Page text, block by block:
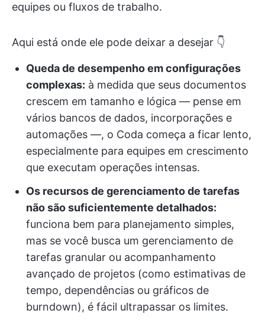
equipes ou fluxos de trabalho.
Aqui está onde ele pode deixar a desejar 👇
Queda de desempenho em configurações
complexas: à medida que seus documentos
crescem em tamanho e lógica — pense em
vários bancos de dados, incorporações e
automações —, o Coda começa a ficar lento,
especialmente para equipes em crescimento
que executam operações intensas.
Os recursos de gerenciamento de tarefas
não são suficientemente detalhados:
funciona bem para planejamento simples,
mas se você busca um gerenciamento de
tarefas granular ou acompanhamento
avançado de projetos (como estimativas de
tempo, dependências ou gráficos de
burndown), é fácil ultrapassar os limites.